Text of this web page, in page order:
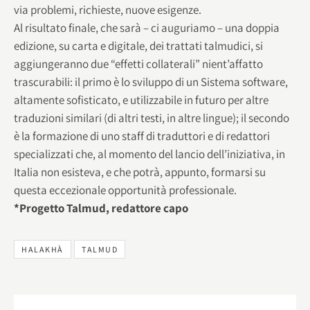
via problemi, richieste, nuove esigenze.
Al risultato finale, che sarà – ci auguriamo – una doppia
edizione, su carta e digitale, dei trattati talmudici, si
aggiungeranno due “effetti collaterali” nient’affatto
trascurabili: il primo è lo sviluppo di un Sistema software,
altamente sofisticato, e utilizzabile in futuro per altre
traduzioni similari (di altri testi, in altre lingue); il secondo
è la formazione di uno staff di traduttori e di redattori
specializzati che, al momento del lancio dell’iniziativa, in
Italia non esisteva, e che potrà, appunto, formarsi su
questa eccezionale opportunità professionale.
*Progetto Talmud, redattore capo
HALAKHÀ TALMUD